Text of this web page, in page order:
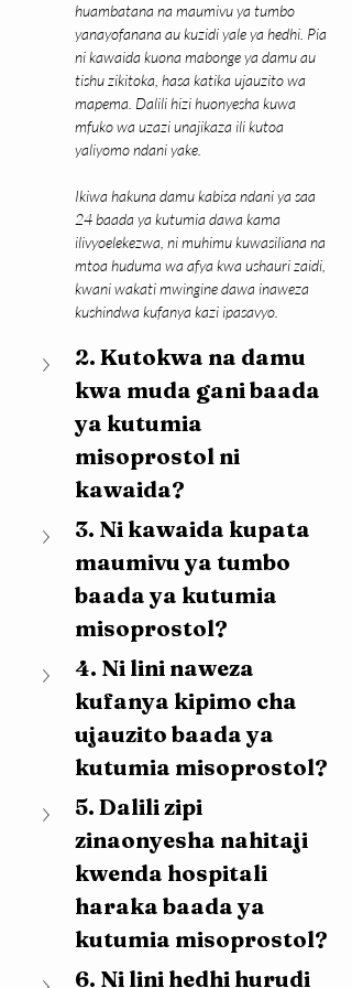
huambatana na maumivu ya tumbo
yanayofanana au kuzidi yale ya hedhi. Pia
ni kawaida kuona mabonge ya damu au
tishu zikitoka, hasa katika ujauzito wa
mapema. Dalili hizi huonyesha kuwa
mfuko wa uzazi unajikaza ili kutoa
yaliyomo ndani yake.
Ikiwa hakuna damu kabisa ndani ya saa
24 baada ya kutumia dawa kama
ilivyoelekezwa, ni muhimu kuwasiliana na
mtoa huduma wa afya kwa ushauri zaidi,
kwani wakati mwingine dawa inaweza
kushindwa kufanya kazi ipasavyo.
2. Kutokwa na damu
kwa muda gani baada
ya kutumia
misoprostol ni
kawaida?
3. Ni kawaida kupata
maumivu ya tumbo
baada ya kutumia
misoprostol?
4. Ni lini naweza
kufanya kipimo cha
ujauzito baada ya
kutumia misoprostol?
5. Dalili zipi
zinaonyesha nahitaji
kwenda hospitali
haraka baada ya
kutumia misoprostol?
6. Ni lini hedhi hurudi